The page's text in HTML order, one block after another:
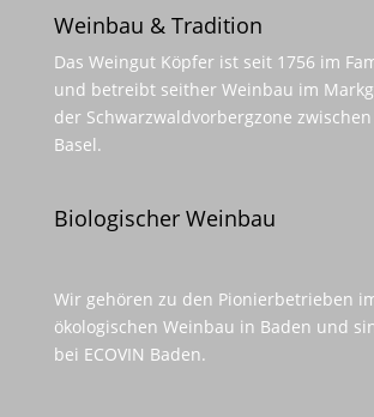
Weinbau & Tradition
Das Weingut Köpfer ist seit 1756 im
und betreibt seither Weinbau im
der Schwarzwaldvorbergzone
Basel.
Biologischer Weinbau
Wir gehören zu den Pionierbetrieben
ökologischen Weinbau in Baden und
bei ECOVIN Baden.